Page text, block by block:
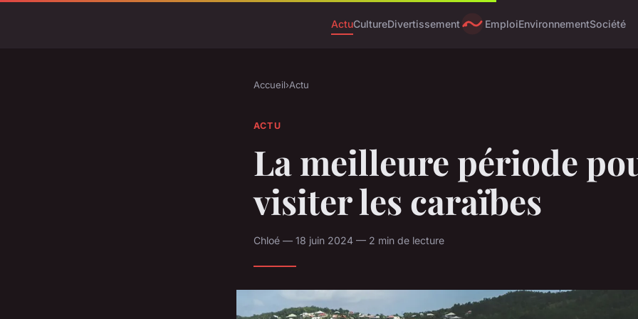
ActuCultureDivertissement EmploiEnvironnementSociété
Accueil›Actu
ACTU
La meilleure période
visiter les caraïbes
Chloé — 18 juin 2024 — 2 min de lecture